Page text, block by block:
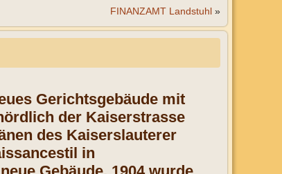
FINANZAMT Landstuhl »
Gerichtsgebäude mit
der Kaiserstrasse
des Kaiserslauterer
in